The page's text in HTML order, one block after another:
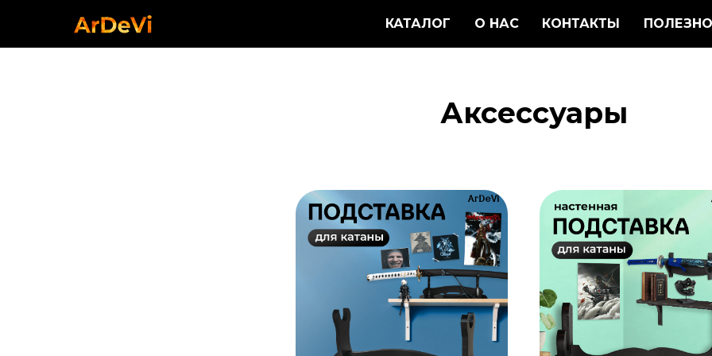
О НАС КОНТАКТЫ
КАТАЛОГ
Аксессуары